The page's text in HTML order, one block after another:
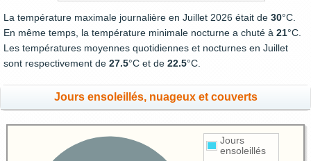
La température maximale journalière en Juillet 2026 était de 30°C.
En même temps, la température minimale nocturne a chuté à 21°C.
Les températures moyennes quotidiennes et nocturnes en Juillet
sont respectivement de 27.5°C et de 22.5°C.
Jours ensoleillés, nuageux et couverts
Jours
ensoleillés